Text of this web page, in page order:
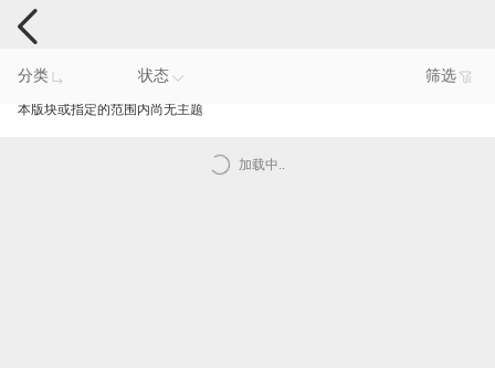
手机反馈
分类 状态 筛选
本版块或指定的范围内尚无主题
加载中..